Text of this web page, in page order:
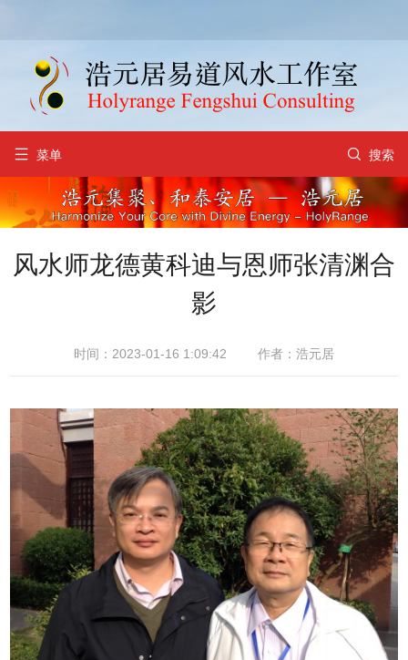
 菜单  搜索
风水师龙德黄科迪与恩师张清渊合
影
时间：2023-01-16 1:09:42 作者：浩元居